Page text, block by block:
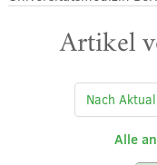
Artikel
Alle